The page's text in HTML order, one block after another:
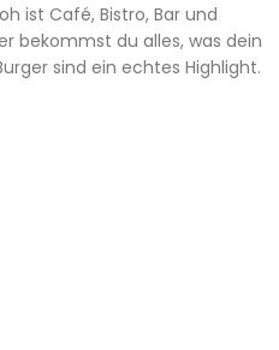
ist Café, Bistro, Bar und
bekommst du alles, was dein
sind ein echtes Highlight.